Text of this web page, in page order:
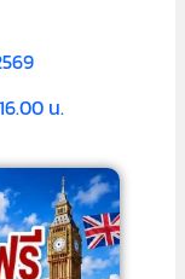
น.